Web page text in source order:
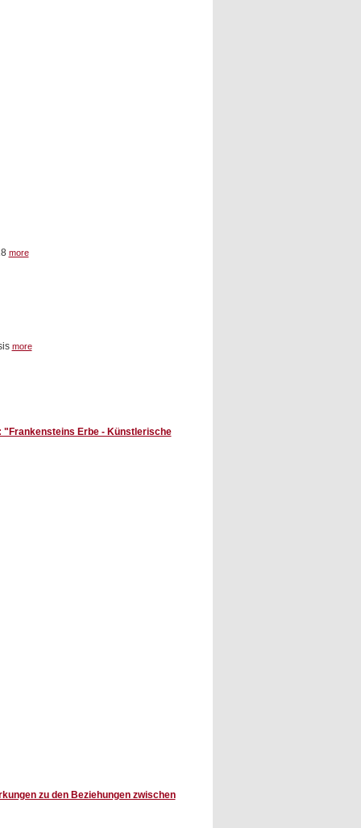
more
more
"Frankensteins Erbe - Künstlerische
zu den Beziehungen zwischen